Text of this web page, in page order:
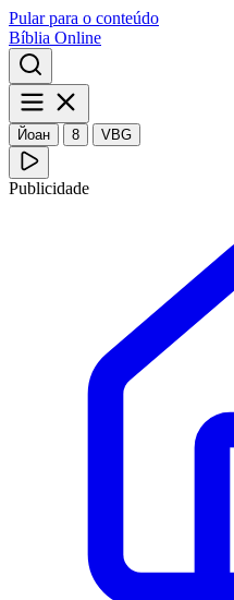
Pular para o conteúdo
Bíblia Online
Йоан 8 VBG
Publicidade